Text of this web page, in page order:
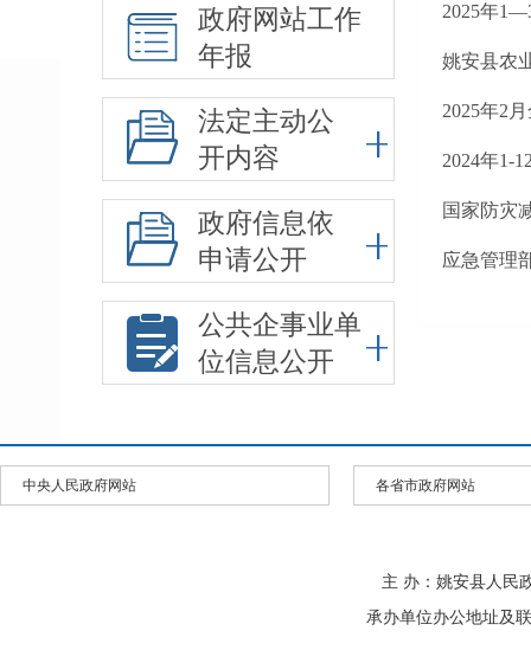
政府网站工作
年报
法定主动公
开内容
政府信息依
申请公开
公共企事业单
位信息公开
2025年
姚安县农
2025年2
2024年1-
国家防灾
应急管理部
中央人民政府网站 各省市政府网站
主 办：姚安县人民
承办单位办公地址及